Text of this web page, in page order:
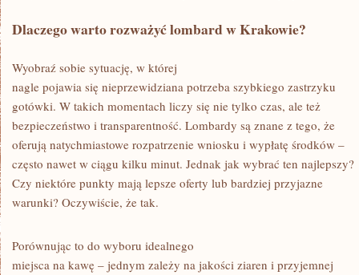
Dlaczego warto rozważyć lombard w Krakowie?
Wyobraź sobie sytuację, w której
nagle pojawia się nieprzewidziana potrzeba szybkiego zastrzyku
gotówki. W takich momentach liczy się nie tylko czas, ale też
bezpieczeństwo i transparentność. Lombardy są znane z tego, że
oferują natychmiastowe rozpatrzenie wniosku i wypłatę środków –
często nawet w ciągu kilku minut. Jednak jak wybrać ten najlepszy?
Czy niektóre punkty mają lepsze oferty lub bardziej przyjazne
warunki? Oczywiście, że tak.
Porównując to do wyboru idealnego
miejsca na kawę – jednym zależy na jakości ziaren i przyjemnej